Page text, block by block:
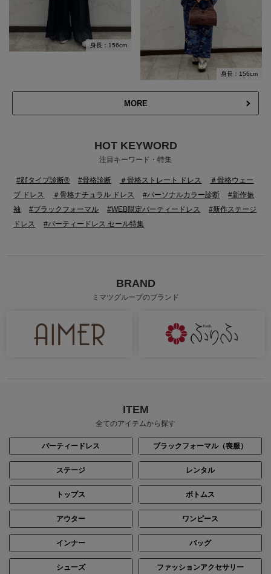
身長：156cm
身長：156cm
MORE
HOT KEYWORD
注目キーワード・特集
#顔タイプ診断® #骨格診断 ＃骨格ストレート ドレス
＃骨格ウェー
ブ ドレス
＃骨格ナチュラル ドレス #パーソナルカラー診断
#新作振
袖
#ブラックフォーマル #WEB限定パーティードレス
#新作ステージ
ドレス
#パーティードレス セール特集
BRAND
ミマツグループのブランド
ITEM
全てのアイテムから探す
パーティードレス ブラックフォーマル（喪服）
ステージ レンタル
トップス ボトムス
アウター ワンピース
インナー バッグ
シューズ ファッションアクセサリー